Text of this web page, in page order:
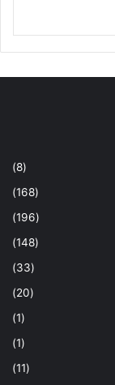
(8)
(168)
(196)
(148)
(33)
(20)
(1)
(1)
(11)